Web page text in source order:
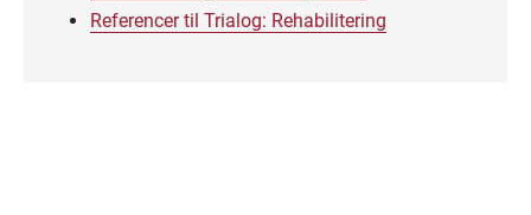
Referencer til Trialog: Rehabilitering